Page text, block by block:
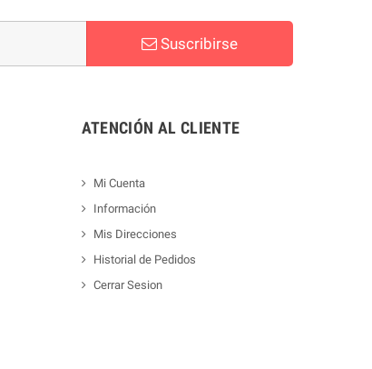
Suscribirse
ATENCIÓN AL CLIENTE
Mi Cuenta
Información
Mis Direcciones
Historial de Pedidos
Cerrar Sesion